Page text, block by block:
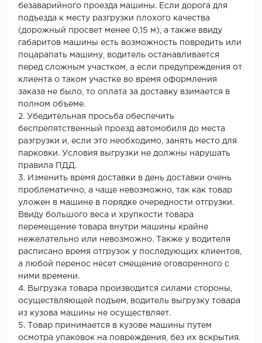
безаварийного проезда машины. Если дорога для
подъезда к месту разгрузки плохого качества
(дорожный просвет менее 0,15 м), а также ввиду
габаритов машины есть возможность повредить или
поцарапать машину, водитель останавливается
перед сложным участком, а если предупреждения от
клиента о таком участке во время оформления
заказа не было, то оплата за доставку взимается в
полном объеме.
2. Убедительная просьба обеспечить
беспрепятственный проезд автомобиля до места
разгрузки и, если это необходимо, занять место для
парковки. Условия выгрузки не должны нарушать
правила ПДД.
3. Изменить время доставки в день доставки очень
проблематично, а чаще невозможно, так как товар
уложен в машине в порядке очередности отгрузки.
Ввиду большого веса и хрупкости товара
перемещение товара внутри машины крайне
нежелательно или невозможно. Также у водителя
расписано время отгрузок у последующих клиентов,
а любой перенос несет смещение оговоренного с
ними времени.
4. Выгрузка товара производится силами стороны,
осуществляющей подъем, водитель выгрузку товара
из кузова машины не осуществляет.
5. Товар принимается в кузове машины путем
осмотра упаковок на повреждения, без их вскрытия.